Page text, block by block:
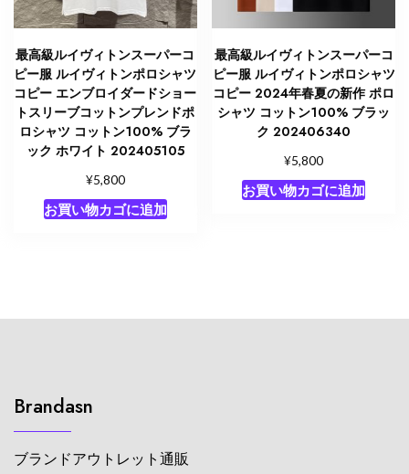
最高級ルイヴィトンスーパーコ
ピー服 ルイヴィトンポロシャツ
コピー エンブロイダードショー
トスリーブコットンプレンドポ
ロシャツ コットン100% ブラ
ック ホワイト 202405105
¥5,800
お買い物カゴに追加
最高級ルイヴィトンスーパーコ
ピー服 ルイヴィトンポロシャツ
コピー 2024年春夏の新作 ポロ
シャツ コットン100% ブラッ
ク 202406340
¥5,800
お買い物カゴに追加
Brandasn
ブランドアウトレット通販